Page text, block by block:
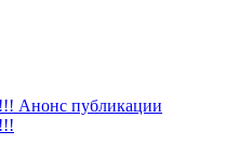
Анонс публикации